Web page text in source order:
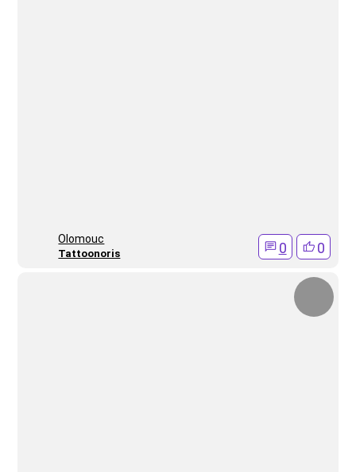
Olomouc
Tattoonoris 0 0